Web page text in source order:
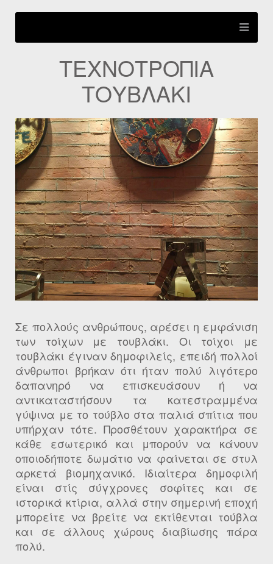
ΤΕΧΝΟΤΡΟΠΙΑ
ΤΟΥΒΛΑΚΙ
Σε πολλούς ανθρώπους, αρέσει η εμφάνιση
των τοίχων με τουβλάκι. Οι τοίχοι με
τουβλάκι έγιναν δημοφιλείς, επειδή πολλοί
άνθρωποι βρήκαν ότι ήταν πολύ λιγότερο
δαπανηρό να επισκευάσουν ή να
αντικαταστήσουν τα κατεστραμμένα
γύψινα με το τούβλο στα παλιά σπίτια που
υπήρχαν τότε. Προσθέτουν χαρακτήρα σε
κάθε εσωτερικό και μπορούν να κάνουν
οποιοδήποτε δωμάτιο να φαίνεται σε στυλ
αρκετά βιομηχανικό. Ιδιαίτερα δημοφιλή
είναι στίς σύγχρονες σοφίτες και σε
ιστορικά κτίρια, αλλά στην σημερινή εποχή
μπορείτε να βρείτε να εκτίθενται τούβλα
και σε άλλους χώρους διαβίωσης πάρα
πολύ.